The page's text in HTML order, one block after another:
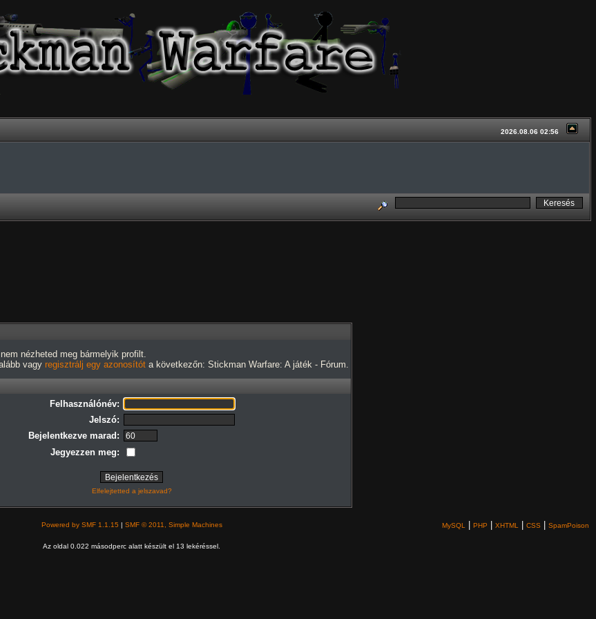
2026.08.06 02:56
nézheted meg bármelyik profilt.
vagy regisztrálj egy azonosítót a következőn: Stickman Warfare: A játék - Fórum.
Felhasználónév:
Jelszó:
Bejelentkezve marad:
Jegyezzen meg:
Elfelejtetted a jelszavad?
Powered by SMF 1.1.15 | SMF © 2011, Simple Machines MySQL | PHP | XHTML | CSS | SpamPoison
Az oldal 0.022 másodperc alatt készült el 13 lekéréssel.